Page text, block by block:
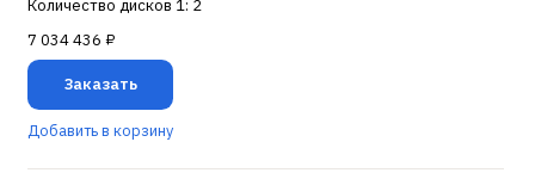
Количество дисков 1: 2
7 034 436 ₽
Заказать
Добавить в корзину